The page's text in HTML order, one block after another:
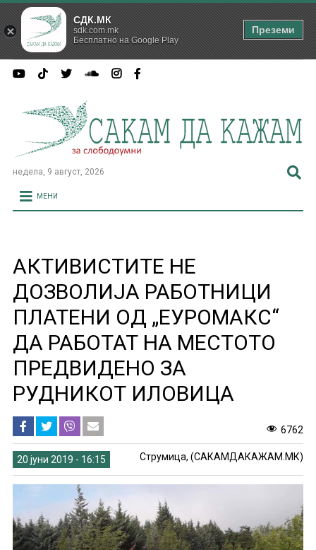
недела, 9 август, 2026
МЕНИ
АКТИВИСТИТЕ НЕ
ДОЗВОЛИЈА РАБОТНИЦИ
ПЛАТЕНИ ОД „ЕУРОМАКС“
ДА РАБОТАТ НА МЕСТОТО
ПРЕДВИДЕНО ЗА
РУДНИКОТ ИЛОВИЦА
6762
20 јуни 2019 - 16:15 Струмица, (САКАМДАКАЖАМ.МК)
СДК.МК
sdk.com.mk
Бесплатно на Google Play
Преземи